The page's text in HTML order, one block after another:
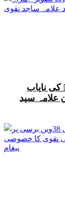
نایاب
علامہ سید